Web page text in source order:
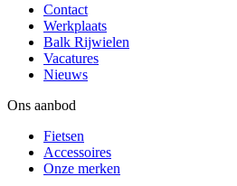
Contact
Werkplaats
Balk Rijwielen
Vacatures
Nieuws
Ons aanbod
Fietsen
Accessoires
Onze merken